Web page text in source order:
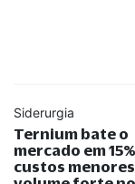
Siderurgia
Ternium bate o
mercado em
custos